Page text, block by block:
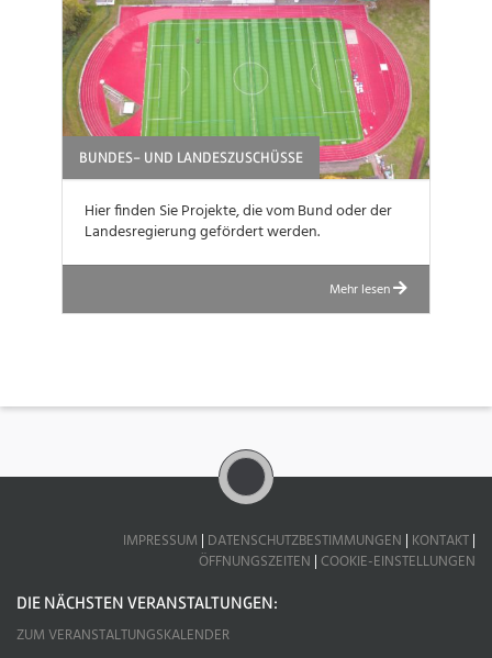
BUNDES- UND LANDESZUSCHÜSSE
Hier finden Sie Projekte, die vom Bund oder der
Landesregierung gefördert werden.
Mehr lesen
IMPRESSUM | DATENSCHUTZBESTIMMUNGEN | KONTAKT|
ÖFFNUNGSZEITEN |COOKIE-EINSTELLUNGEN
DIE NÄCHSTEN VERANSTALTUNGEN:
ZUM VERANSTALTUNGSKALENDER